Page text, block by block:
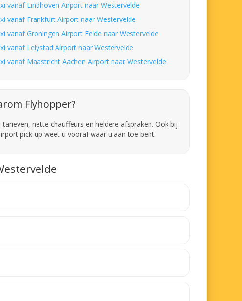
vanaf Eindhoven Airport naar Westervelde
vanaf Frankfurt Airport naar Westervelde
vanaf Groningen Airport Eelde naar Westervelde
vanaf Lelystad Airport naar Westervelde
vanaf Maastricht Aachen Airport naar Westervelde
Flyhopper?
tarieven, nette chauffeurs en heldere afspraken. Ook bij
pick-up weet u vooraf waar u aan toe bent.